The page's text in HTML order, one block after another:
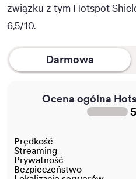
związku z tym Hotspot
6,5/10.
Darmowa
Ocena ogólna
Prędkość
Streaming
Prywatność
Bezpieczeństwo